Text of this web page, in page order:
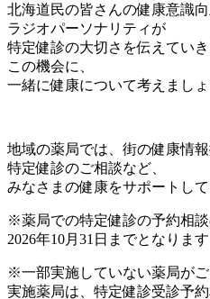
北海道民の皆さんの健康意識向
ラジオパーソナリティが
特定健診の大切さを伝えていき
この機会に、
一緒に健康について考えましょ
地域の薬局では、街の健康情報
特定健診のご相談など、
みなさまの健康をサポートして
※薬局での特定健診の予約相談
2026年10月31日までとなります
※一部実施していない薬局がご
実施薬局は、特定健診受診予